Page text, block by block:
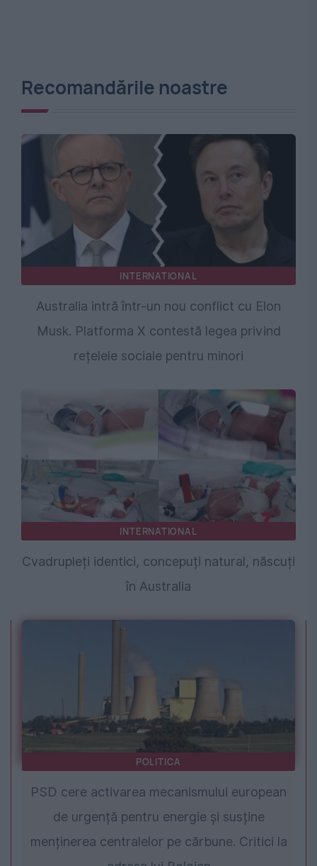
Recomandările noastre
INTERNATIONAL
Australia intră într-un nou conflict cu Elon
Musk. Platforma X contestă legea privind
rețelele sociale pentru minori
INTERNATIONAL
Cvadrupleți identici, concepuți natural, născuți
în Australia
POLITICA
PSD cere activarea mecanismului european
de urgență pentru energie și susține
menținerea centralelor pe cărbune. Critici la